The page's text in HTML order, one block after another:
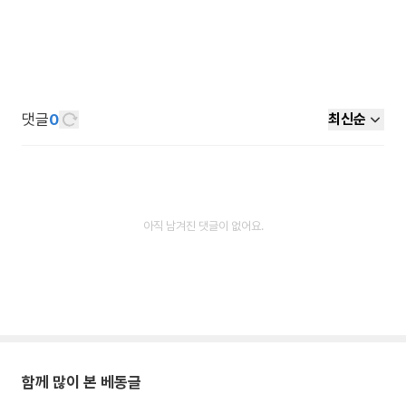
댓글0 최신순
아직 남겨진 댓글이 없어요.
함께 많이 본 베동글